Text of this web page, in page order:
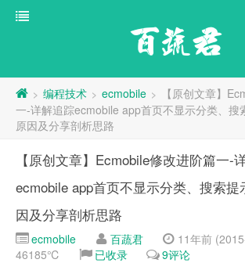
百蔬君
> 编程技术 > ecmobile >
【原创文章】
一-详解追踪ecmobile app首页不显示分类、搜
原因及分享剖析思路
【原创文章】Ecmobile修改进阶篇一-
ecmobile app首页不显示分类、搜索
因及分享剖析思路
ecmobile 百蔬君
11年前
46185℃
已收录 9评论